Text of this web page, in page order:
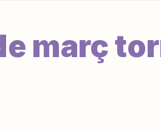
març